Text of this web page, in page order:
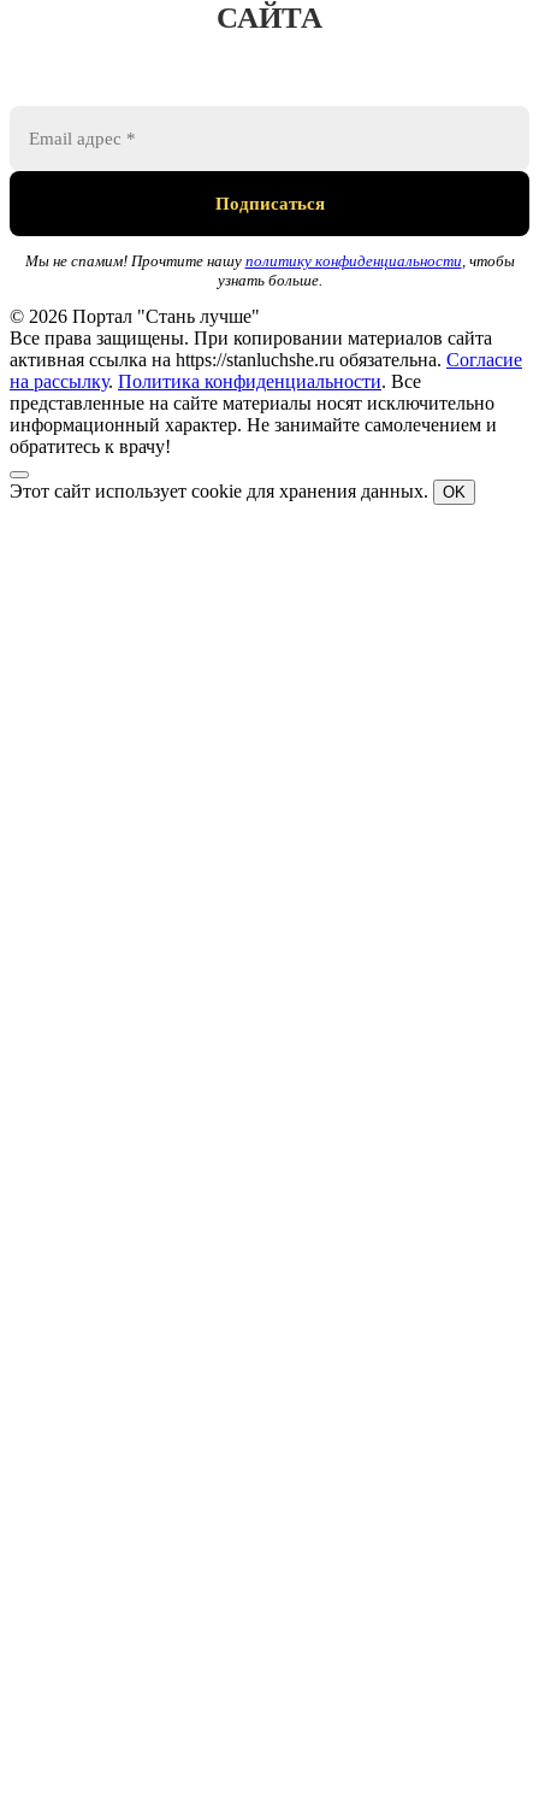
САЙТА
Мы не спамим! Прочтите нашу политику конфиденциальности, чтобы
узнать больше.
© 2026 Портал "Стань лучше"
Все права защищены. При копировании материалов сайта
активная ссылка на https://stanluchshe.ru обязательна. Согласие
на рассылку. Политика конфиденциальности. Все
представленные на сайте материалы носят исключительно
информационный характер. Не занимайте самолечением и
обратитесь к врачу!
Этот сайт использует cookie для хранения данных. OK